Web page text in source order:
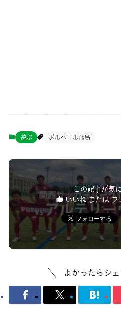
遊ぶ ポルベニル飛鳥
この記事が気
いいね または フ
よかったらシェ